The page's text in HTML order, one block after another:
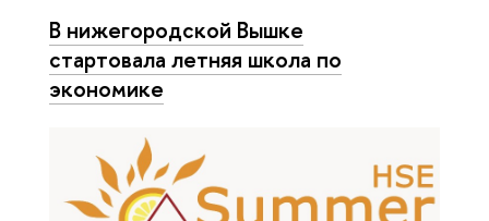
В нижегородской Вышке
стартовала летняя школа по
экономике